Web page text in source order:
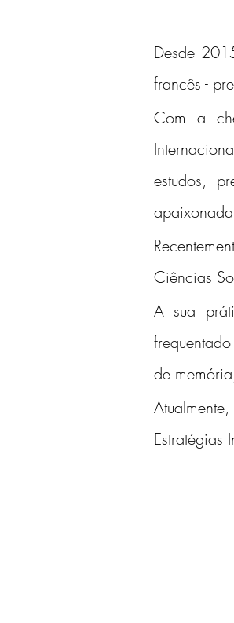
Desde
francês -
Com a
estudos,
Ciências
A sua
de
Estratégias